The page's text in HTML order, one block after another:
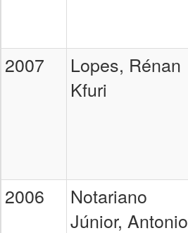
2007
Lopes, Rénan
Kfuri
2006
Notariano
Júnior, Antonio